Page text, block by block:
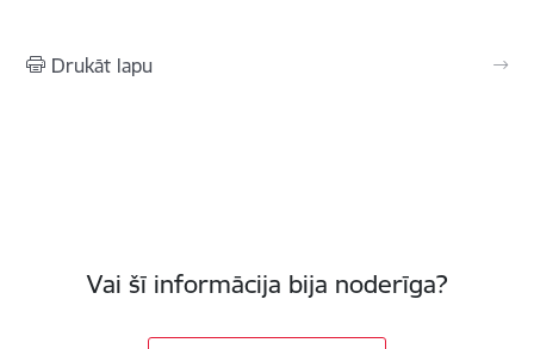
Drukāt lapu
Vai šī informācija bija noderīga?